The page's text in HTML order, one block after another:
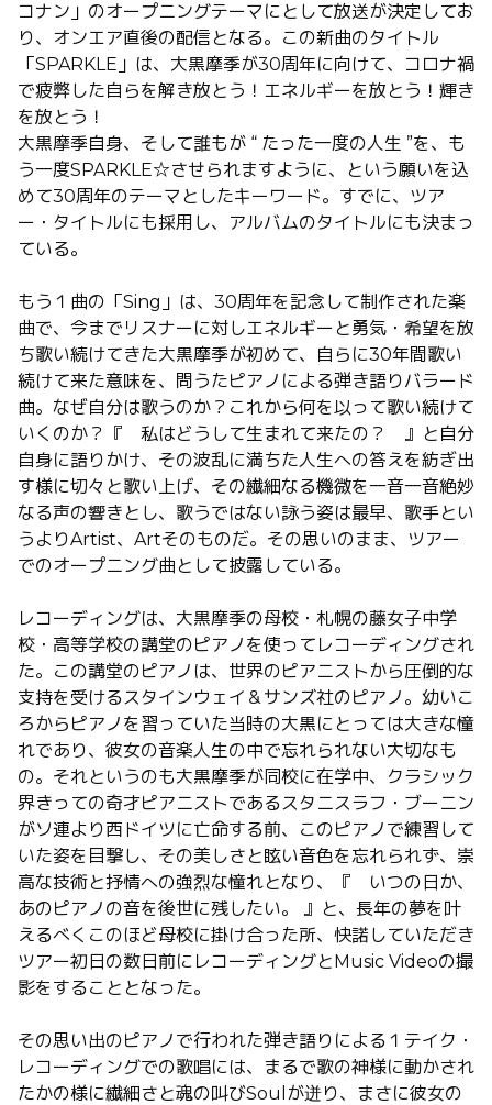
コナン」のオープニングテーマにとして放送が決定してお
り、オンエア直後の配信となる。この新曲のタイトル
「SPARKLE 」は、大黒摩季が30周年に向けて、コロナ禍
で疲弊した自らを解き放とう！エネルギーを放とう！輝き
を放とう！
大黒摩季自身、そして誰もが “ たった一度の人生 ”を、も
う一度SPARKLE☆させられますように、という願いを込
めて30周年のテーマとしたキーワード。すでに、ツア
ー・タイトルにも採用し、アルバムのタイトルにも決まっ
ている。
もう１曲の「Sing 」は、 30周年を記念して制作された楽
曲で、今までリスナーに対しエネルギーと勇気・希望を放
ち歌い続けてきた大黒摩季が初めて、自らに30年間歌い
続けて来た意味を、問うたピアノによる弾き語りバラード
曲。なぜ自分は歌うのか？これから何を以って歌い続けて
いくのか？『 私はどうして生まれて来たの？ 』と自分
自身に語りかけ、その波乱に満ちた人生への答えを紡ぎ出
す様に切々と歌い上げ、その繊細なる機微を一音一音絶妙
なる声の響きとし、歌うではない詠う姿は最早、歌手とい
うよりArtist、 Artそのものだ。その思いのまま、ツアー
でのオープニング曲として披露している。
レコーディングは、大黒摩季の母校・札幌の藤女子中学
校・高等学校の講堂のピアノを使ってレコーディングされ
た。この講堂のピアノは、世界のピアニストから圧倒的な
支持を受けるスタインウェイ＆サンズ社のピアノ。幼いこ
ろからピアノを習っていた当時の大黒にとっては大きな憧
れであり、彼女の音楽人生の中で忘れられない大切なも
の。それというのも大黒摩季が同校に在学中、クラシック
界きっての奇才ピアニストであるスタニスラフ・ブーニン
がソ連より西ドイツに亡命する前、このピアノで練習して
いた姿を目撃し、その美しさと眩い音色を忘れられず、崇
高な技術と抒情への強烈な憧れとなり、『 いつの日か、
あのピアノの音を後世に残したい。 』と、長年の夢を叶
えるべくこのほど母校に掛け合った所、快諾していただき
ツアー初日の数日前にレコーディングとMusic Videoの撮
影をすることとなった。
その思い出のピアノで行われた弾き語りによる１テイク・
レコーディングでの歌唱には、まるで歌の神様に動かされ
たかの様に繊細さと魂の叫びSoul が迸り、まさに彼女の